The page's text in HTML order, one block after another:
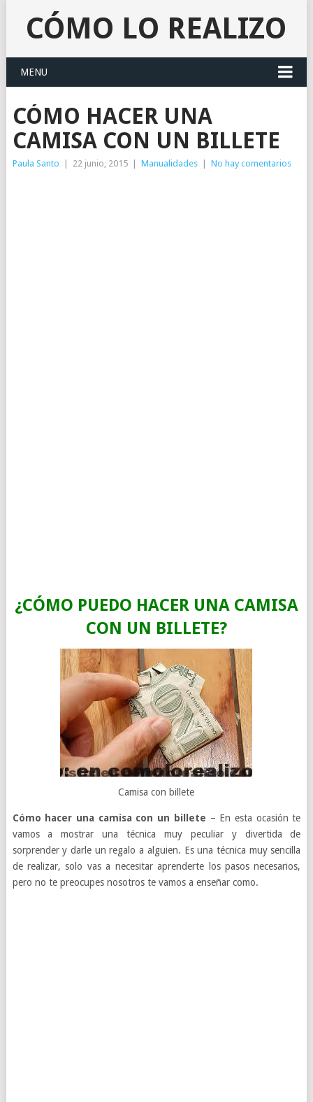
CÓMO LO REALIZO
MENU
CÓMO HACER UNA
CAMISA CON UN BILLETE
Paula Santo 22 junio, 2015 Manualidades No hay comentarios
¿CÓMO PUEDO HACER UNA CAMISA
CON UN BILLETE?
Camisa con billete
Cómo hacer una camisa con un billete – En esta ocasión te
vamos a mostrar una técnica muy peculiar y divertida de
sorprender y darle un regalo a alguien. Es una técnica muy sencilla
de realizar, solo vas a necesitar aprenderte los pasos necesarios,
pero no te preocupes nosotros te vamos a enseñar como.